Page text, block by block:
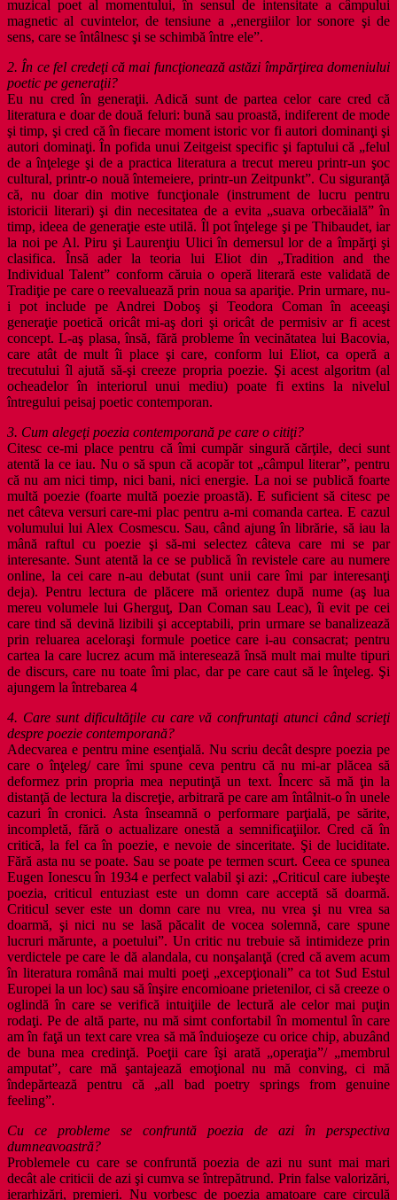
muzical poet al momentului, în sensul de intensitate a câmpului
magnetic al cuvintelor, de tensiune a „energiilor lor sonore şi de
sens, care se întâlnesc şi se schimbă între ele”.
2. În ce fel credeţi că mai funcţionează astăzi împărţirea domeniului
poetic pe generaţii?
Eu nu cred în generaţii. Adică sunt de partea celor care cred că
literatura e doar de două feluri: bună sau proastă, indiferent de mode
şi timp, şi cred că în fiecare moment istoric vor fi autori dominanţi şi
autori dominaţi. În pofida unui Zeitgeist specific şi faptului că „felul
de a înţelege şi de a practica literatura a trecut mereu printr-un şoc
cultural, printr-o nouă întemeiere, printr-un Zeitpunkt”. Cu siguranţă
că, nu doar din motive funcţionale (instrument de lucru pentru
istoricii literari) şi din necesitatea de a evita „suava orbecăială” în
timp, ideea de generaţie este utilă. Îl pot înţelege şi pe Thibaudet, iar
la noi pe Al. Piru şi Laurenţiu Ulici în demersul lor de a împărţi şi
clasifica. Însă ader la teoria lui Eliot din „Tradition and the
Individual Talent” conform căruia o operă literară este validată de
Tradiţie pe care o reevaluează prin noua sa apariţie. Prin urmare, nu-
i pot include pe Andrei Doboş şi Teodora Coman în aceeaşi
generaţie poetică oricât mi-aş dori şi oricât de permisiv ar fi acest
concept. L-aş plasa, însă, fără probleme în vecinătatea lui Bacovia,
care atât de mult îi place şi care, conform lui Eliot, ca operă a
trecutului îl ajută să-şi creeze propria poezie. Şi acest algoritm (al
ocheadelor în interiorul unui mediu) poate fi extins la nivelul
întregului peisaj poetic contemporan.
3. Cum alegeţi poezia contemporană pe care o citiţi?
Citesc ce-mi place pentru că îmi cumpăr singură cărţile, deci sunt
atentă la ce iau. Nu o să spun că acopăr tot „câmpul literar”, pentru
că nu am nici timp, nici bani, nici energie. La noi se publică foarte
multă poezie (foarte multă poezie proastă). E suficient să citesc pe
net câteva versuri care-mi plac pentru a-mi comanda cartea. E cazul
volumului lui Alex Cosmescu. Sau, când ajung în librărie, să iau la
mână raftul cu poezie şi să-mi selectez câteva care mi se par
interesante. Sunt atentă la ce se publică în revistele care au numere
online, la cei care n-au debutat (sunt unii care îmi par interesanţi
deja). Pentru lectura de plăcere mă orientez după nume (aş lua
mereu volumele lui Gherguţ, Dan Coman sau Leac), îi evit pe cei
care tind să devină lizibili şi acceptabili, prin urmare se banalizează
prin reluarea aceloraşi formule poetice care i-au consacrat; pentru
cartea la care lucrez acum mă interesează însă mult mai multe tipuri
de discurs, care nu toate îmi plac, dar pe care caut să le înţeleg. Şi
ajungem la întrebarea 4
4. Care sunt dificultăţile cu care vă confruntaţi atunci când scrieţi
despre poezie contemporană?
Adecvarea e pentru mine esenţială. Nu scriu decât despre poezia pe
care o înţeleg/ care îmi spune ceva pentru că nu mi-ar plăcea să
deformez prin propria mea neputinţă un text. Încerc să mă ţin la
distanţă de lectura la discreţie, arbitrară pe care am întâlnit-o în unele
cazuri în cronici. Asta înseamnă o performare parţială, pe sărite,
incompletă, fără o actualizare onestă a semnificaţiilor. Cred că în
critică, la fel ca în poezie, e nevoie de sinceritate. Şi de luciditate.
Fără asta nu se poate. Sau se poate pe termen scurt. Ceea ce spunea
Eugen Ionescu în 1934 e perfect valabil şi azi: „Criticul care iubeşte
poezia, criticul entuziast este un domn care acceptă să doarmă.
Criticul sever este un domn care nu vrea, nu vrea şi nu vrea sa
doarmă, şi nici nu se lasă păcalit de vocea solemnă, care spune
lucruri mărunte, a poetului”. Un critic nu trebuie să intimideze prin
verdictele pe care le dă alandala, cu nonşalanţă (cred că avem acum
în literatura română mai multi poeţi „excepţionali” ca tot Sud Estul
Europei la un loc) sau să înşire encomioane prietenilor, ci să creeze o
oglindă în care se verifică intuiţiile de lectură ale celor mai puţin
rodaţi. Pe de altă parte, nu mă simt confortabil în momentul în care
am în faţă un text care vrea să mă înduioşeze cu orice chip, abuzând
de buna mea credinţă. Poeţii care îşi arată „operaţia”/ „membrul
amputat”, care mă şantajează emoţional nu mă conving, ci mă
îndepărtează pentru că „all bad poetry springs from genuine
feeling”.
Cu ce probleme se confruntă poezia de azi în perspectiva
dumneavoastră?
Problemele cu care se confruntă poezia de azi nu sunt mai mari
decât ale criticii de azi şi cumva se întrepătrund. Prin false valorizări,
ierarhizări, premieri. Nu vorbesc de poezia amatoare care circulă